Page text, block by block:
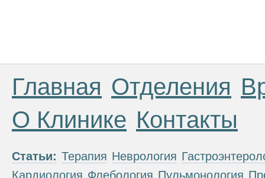
Главная Отделения
О Клинике Контакты
Статьи: Терапия Неврология
Кардиология Флебология Пульмонология